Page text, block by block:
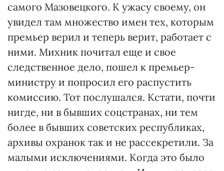
самого Мазовецкого. К ужасу своему, он
увидел там множество имен тех, которым
премьер верил и теперь верит, работает с
ними. Михник почитал еще и свое
следственное дело, пошел к премьер-
министру и попросил его распустить
комиссию. Тот послушался. Кстати, почти
нигде, ни в бывших соцстранах, ни тем
более в бывших советских республиках,
архивы охранок так и не рассекретили. За
малыми исключениями. Когда это было